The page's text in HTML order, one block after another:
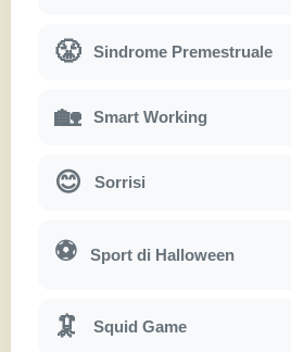
😤 Sindrome Premestruale
🏡 Smart Working
😊 Sorrisi
⚽ Sport di Halloween
🦑 Squid Game